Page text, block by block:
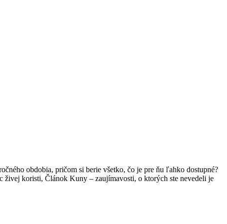
obdobia, pričom si berie všetko, čo je pre ňu ľahko dostupné?
živej koristi, Článok Kuny – zaujímavosti, o ktorých ste nevedeli je